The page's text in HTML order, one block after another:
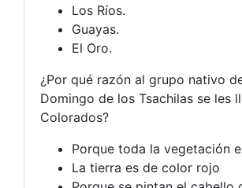
Los Ríos.
Guayas.
El Oro.
¿Por qué razón al grupo nativo
Domingo de los Tsachilas se les
Colorados?
Porque toda la vegetación
La tierra es de color rojo